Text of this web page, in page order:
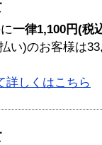
一律1,100円(税
い)のお客様は
詳しくはこちら